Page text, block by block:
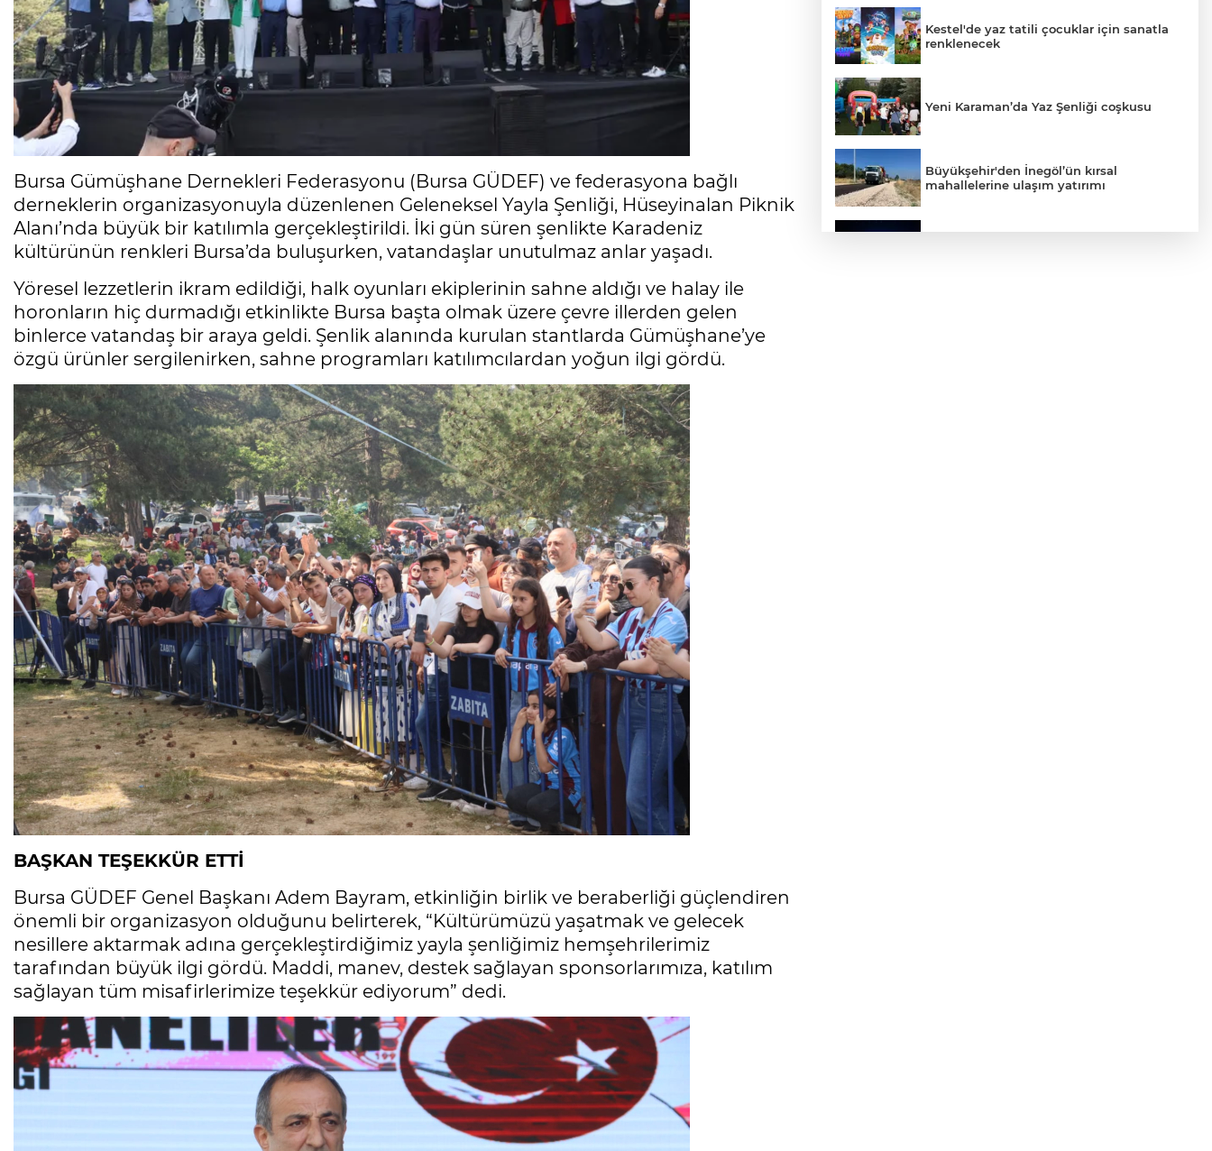
Bursa Gümüşhane Dernekleri Federasyonu (Bursa GÜDEF) ve federasyona bağlı
derneklerin organizasyonuyla düzenlenen Geleneksel Yayla Şenliği, Hüseyinalan Piknik
Alanı’nda büyük bir katılımla gerçekleştirildi. İki gün süren şenlikte Karadeniz
kültürünün renkleri Bursa’da buluşurken, vatandaşlar unutulmaz anlar yaşadı.
Yöresel lezzetlerin ikram edildiği, halk oyunları ekiplerinin sahne aldığı ve halay ile
horonların hiç durmadığı etkinlikte Bursa başta olmak üzere çevre illerden gelen
binlerce vatandaş bir araya geldi. Şenlik alanında kurulan stantlarda Gümüşhane’ye
özgü ürünler sergilenirken, sahne programları katılımcılardan yoğun ilgi gördü.
BAŞKAN TEŞEKKÜR ETTİ
Bursa GÜDEF Genel Başkanı Adem Bayram, etkinliğin birlik ve beraberliği güçlendiren
önemli bir organizasyon olduğunu belirterek, “Kültürümüzü yaşatmak ve gelecek
nesillere aktarmak adına gerçekleştirdiğimiz yayla şenliğimiz hemşehrilerimiz
tarafından büyük ilgi gördü. Maddi, manev, destek sağlayan sponsorlarımıza, katılım
sağlayan tüm misafirlerimize teşekkür ediyorum” dedi.
Kestel'de yaz tatili çocuklar için sanatla
renklenecek
Yeni Karaman’da Yaz Şenliği coşkusu
Büyükşehir'den İnegöl’ün kırsal
mahallelerine ulaşım yatırımı